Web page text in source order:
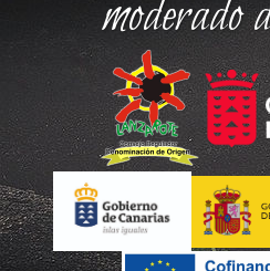
moderado